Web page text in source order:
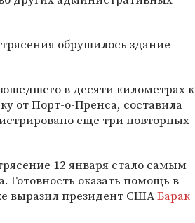
обрушилось здание
в десяти километрах к
от Порт-о-Пренса, составила
еще три повторных
12 января стало самым
Готовность оказать помощь в
выразил президент СШАБарак